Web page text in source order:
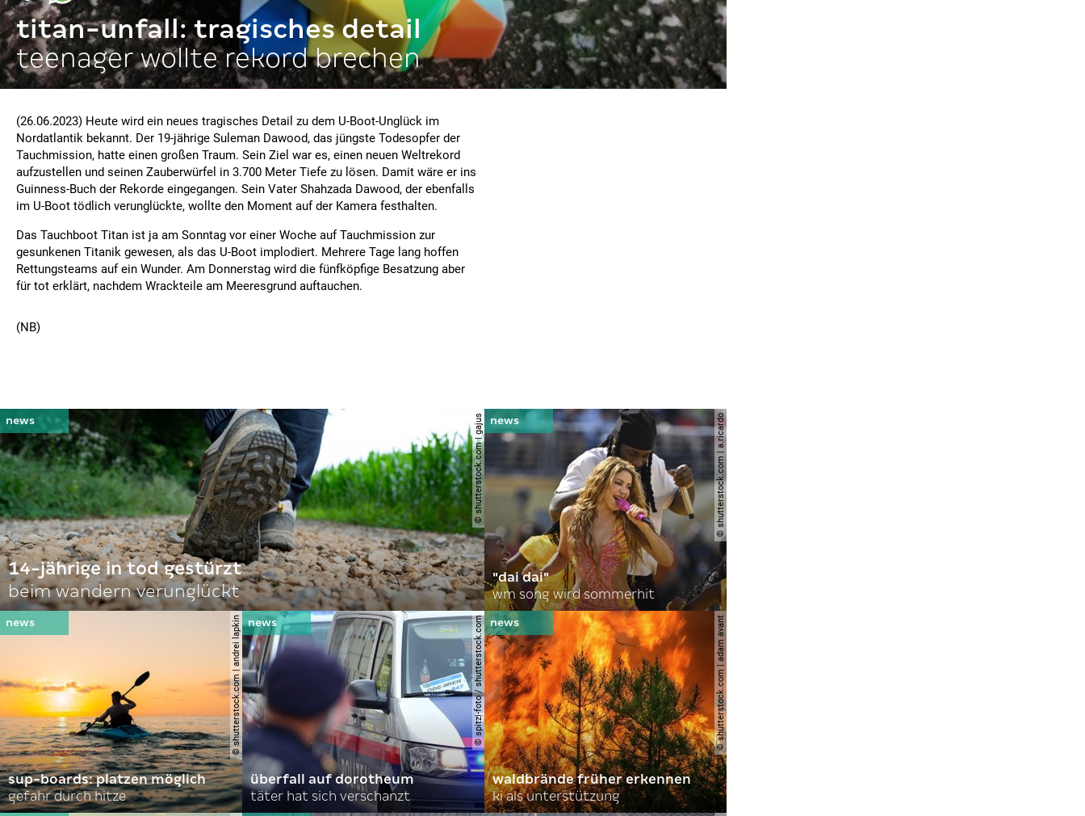
titan-unfall: tragisches detail
teenager wollte rekord brechen
(26.06.2023) Heute wird ein neues tragisches Detail zu dem U-Boot-Unglück im
Nordatlantik bekannt. Der 19-jährige Suleman Dawood, das jüngste Todesopfer der
Tauchmission, hatte einen großen Traum. Sein Ziel war es, einen neuen Weltrekord
aufzustellen und seinen Zauberwürfel in 3.700 Meter Tiefe zu lösen. Damit wäre er ins
Guinness-Buch der Rekorde eingegangen. Sein Vater Shahzada Dawood, der ebenfalls
im U-Boot tödlich verunglückte, wollte den Moment auf der Kamera festhalten.
Das Tauchboot Titan ist ja am Sonntag vor einer Woche auf Tauchmission zur
gesunkenen Titanik gewesen, als das U-Boot implodiert. Mehrere Tage lang hoffen
Rettungsteams auf ein Wunder. Am Donnerstag wird die fünfköpfige Besatzung aber
für tot erklärt, nachdem Wrackteile am Meeresgrund auftauchen.
(NB)
© shutterstock.com | gajus
14-jährige in tod gestürzt
beim wandern verunglückt
© shutterstock.com | a.ricardo
"dai dai"
wm song wird sommerhit
© shutterstock.com | andrei lapkin
sup-boards: platzen möglich
gefahr durch hitze
© spitzi-foto / shutterstock.com
überfall auf dorotheum
täter hat sich verschanzt
© shutterstock.com | adam avant
waldbrände früher erkennen
ki als unterstützung